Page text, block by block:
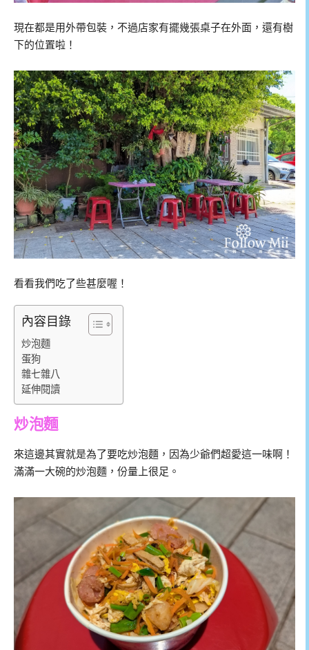
現在都是用外帶包裝，不過店家有擺幾張桌子在外面，還有樹
下的位置啦！
看看我們吃了些甚麼喔！
內容目錄
炒泡麵
蛋狗
雜七雜八
延伸閱讀
炒泡麵
來這邊其實就是為了要吃炒泡麵，因為少爺們超愛這一味啊！
滿滿一大碗的炒泡麵，份量上很足。